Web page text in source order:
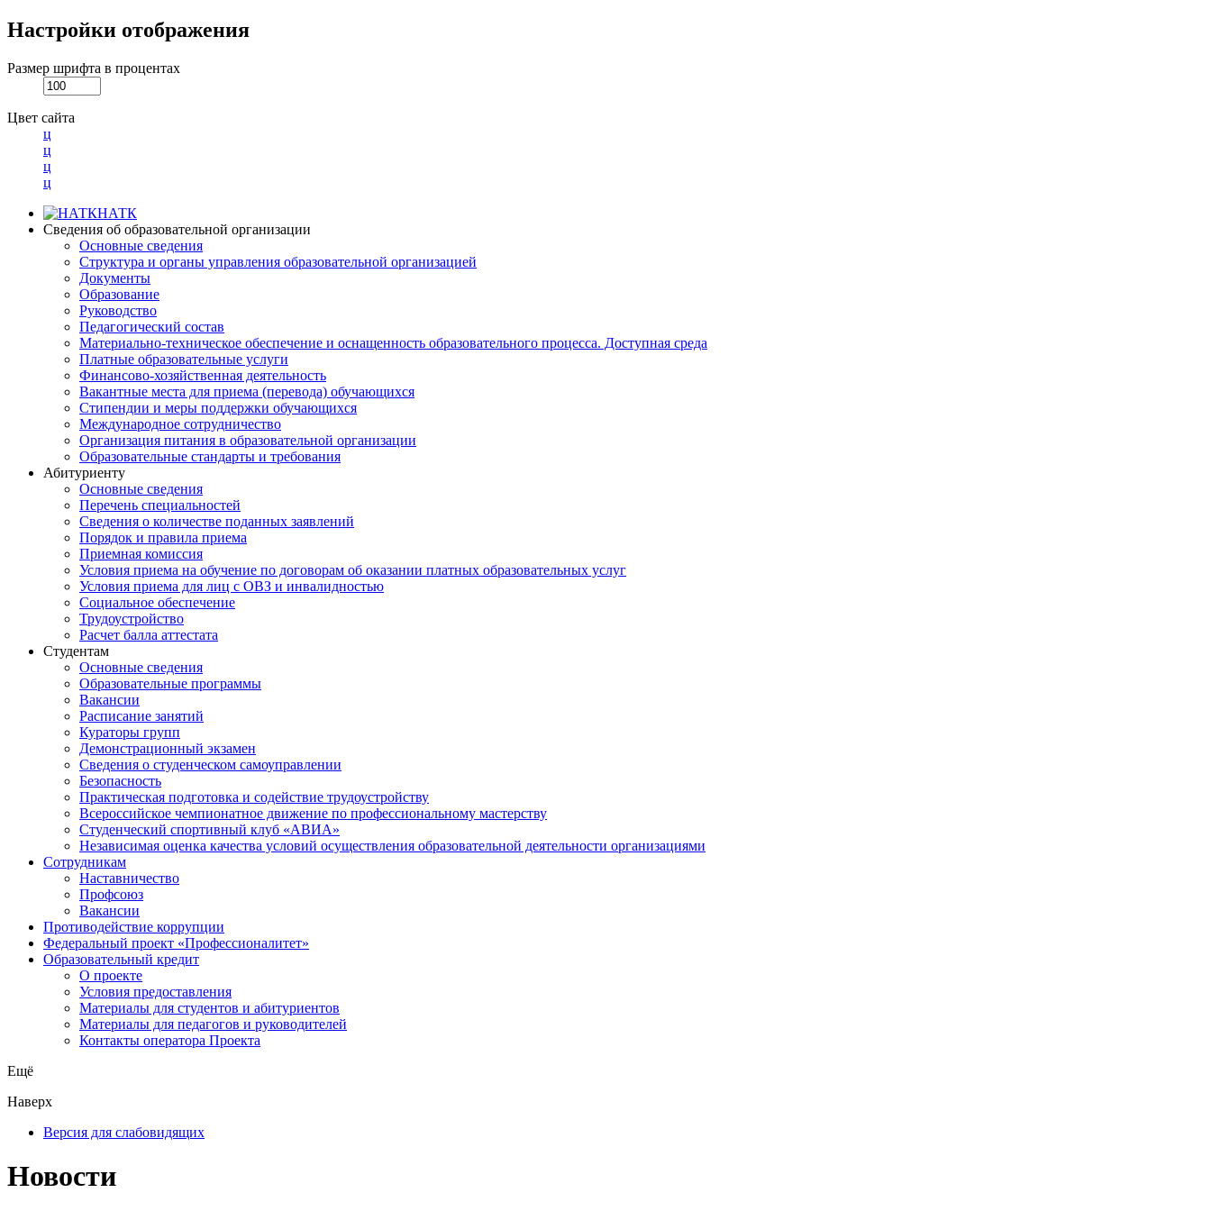
Настройки отображения
Размер шрифта в процентах
Цвет сайта
ц
ц
ц
ц
НАТК
Сведения об образовательной организации
Основные сведения
Структура и органы управления образовательной организацией
Документы
Образование
Руководство
Педагогический состав
Материально-техническое обеспечение и оснащенность образовательного процесса. Доступная среда
Платные образовательные услуги
Финансово-хозяйственная деятельность
Вакантные места для приема (перевода) обучающихся
Стипендии и меры поддержки обучающихся
Международное сотрудничество
Организация питания в образовательной организации
Образовательные стандарты и требования
Абитуриенту
Основные сведения
Перечень специальностей
Cведения о количестве поданных заявлений
Порядок и правила приема
Приемная комиссия
Условия приема на обучение по договорам об оказании платных образовательных услуг
Условия приема для лиц с ОВЗ и инвалидностью
Социальное обеспечение
Трудоустройство
Расчет балла аттестата
Студентам
Основные сведения
Образовательные программы
Вакансии
Расписание занятий
Кураторы групп
Демонстрационный экзамен
Сведения о студенческом самоуправлении
Безопасность
Практическая подготовка и содействие трудоустройству
Всероссийское чемпионатное движение по профессиональному мастерству
Студенческий спортивный клуб «АВИА»
Независимая оценка качества условий осуществления образовательной деятельности организациями
Сотрудникам
Наставничество
Профсоюз
Вакансии
Противодействие коррупции
Федеральный проект «Профессионалитет»
Образовательный кредит
О проекте
Условия предоставления
Материалы для студентов и абитуриентов
Материалы для педагогов и руководителей
Контакты оператора Проекта
Ещё
Наверх
Версия для слабовидящих
Новости